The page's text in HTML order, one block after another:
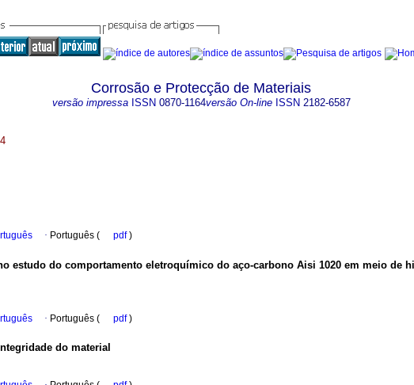
Corrosão e Protecção de Materiais
versão impressaISSN 0870-1164versão On-lineISSN 2182-6587
· Português ( pdf)
estudo do comportamento eletroquímico do aço-carbono Aisi 1020 em meio de
· Português ( pdf)
do material